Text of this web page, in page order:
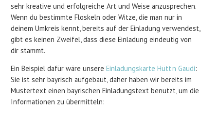
sehr kreative und erfolgreiche Art und Weise anzusprechen.
Wenn du bestimmte Floskeln oder Witze, die man nur in
deinem Umkreis kennt, bereits auf der Einladung verwendest,
gibt es keinen Zweifel, dass diese Einladung eindeutig von
dir stammt.
Ein Beispiel dafür wäre unsereEinladungskarte Hütt’n Gaudi:
Sie ist sehr bayrisch aufgebaut, daher haben wir bereits im
Mustertext einen bayrischen Einladungstext benutzt, um die
Informationen zu übermitteln: